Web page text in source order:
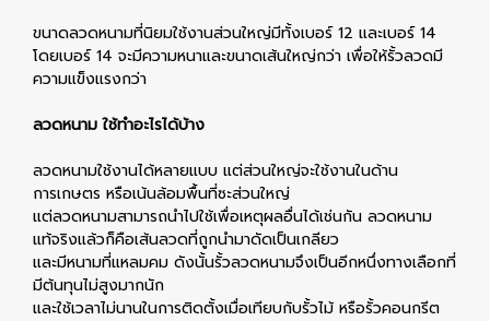
ขนาดลวดหนามที่นิยมใช้งานส่วนใหญ่มีทั้งเบอร์ 12 และเบอร์ 14
โดยเบอร์ 14 จะมีความหนาและขนาดเส้นใหญ่กว่า เพื่อให้รั้วลวดมี
ความแข็งแรงกว่า
ลวดหนาม ใช้ทำอะไรได้บ้าง
ลวดหนามใช้งานได้หลายแบบ แต่ส่วนใหญ่จะใช้งานในด้าน
การเกษตร หรือเน้นล้อมพื้นที่ซะส่วนใหญ่
แต่ลวดหนามสามารถนำไปใช้เพื่อเหตุผลอื่นได้เช่นกัน ลวดหนาม
แท้จริงแล้วก็คือเส้นลวดที่ถูกนำมาดัดเป็นเกลียว
และมีหนามที่แหลมคม ดังนั้นรั้วลวดหนามจึงเป็นอีกหนึ่งทางเลือกที่
มีต้นทุนไม่สูงมากนัก
และใช้เวลาไม่นานในการติดตั้งเมื่อเทียบกับรั้วไม้ หรือรั้วคอนกรีต